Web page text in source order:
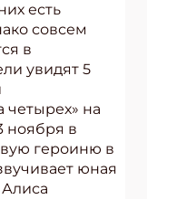
есть
совсем
в
увидят 5
четырех» на
ноября в
героиню в
юная